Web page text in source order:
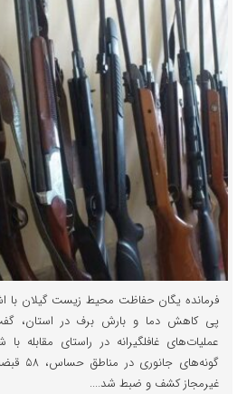
فرمانده یگان حفاظت محیط زیست گیلان با
پی کاهش دما و بارش برف در استان،
عملیات‌های غافلگیرانه در راستای مقابله
غیرمجاز کشف و ضبط شد....